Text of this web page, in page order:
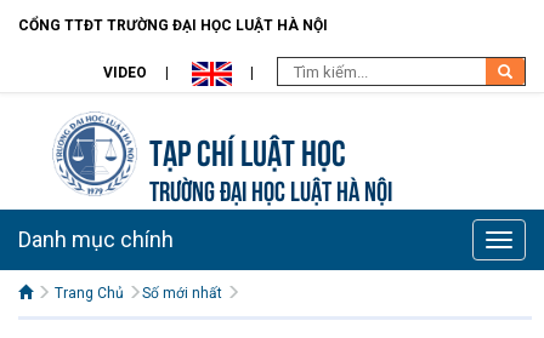
CỔNG TTĐT TRƯỜNG ĐẠI HỌC LUẬT HÀ NỘI
VIDEO
Tạp chí Luật học
TRƯỜNG ĐẠI HỌC LUẬT HÀ NỘI
Toggle
Danh mục chính
Trang Chủ Số mới nhất